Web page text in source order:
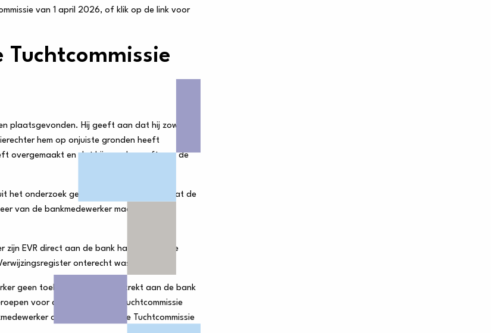
van 1 april 2026, of klik op de link voor
plaatsgevonden. Hij geeft aan dat hij zowel
hem op onjuiste gronden heeft
overgemaakt en dat hij gevolg geeft aan de
het onderzoek genoegzaam is gebleken dat de
van de bankmedewerker maakt dit niet
zijn EVR direct aan de bank had behoren te
onterecht was.
geen toelichting heeft verstrekt aan de bank
voor de zitting van de Tuchtcommissie
op de zitting van de Tuchtcommissie